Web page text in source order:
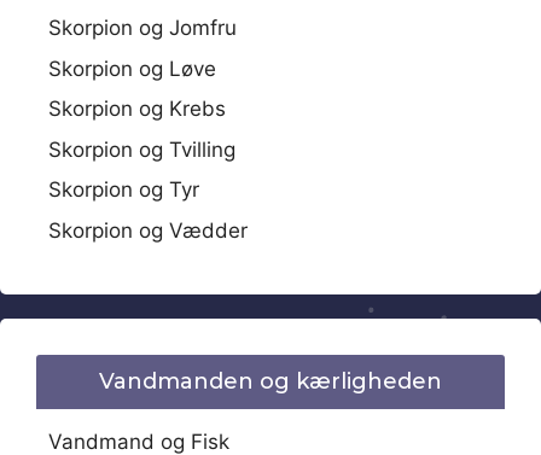
Skorpion og Jomfru
Skorpion og Løve
Skorpion og Krebs
Skorpion og Tvilling
Skorpion og Tyr
Skorpion og Vædder
Vandmanden og kærligheden
Vandmand og Fisk